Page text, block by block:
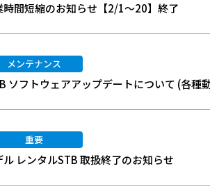
時間短縮のお知らせ【2/1～20】終了
メンテナンス
ソフトウェアアップデートについて (各種
重要
ル レンタルSTB 取扱終了のお知らせ